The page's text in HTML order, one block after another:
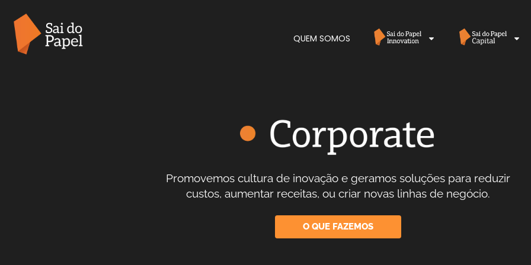
QUEM SOMOS
Promovemos cultura de inovação e geramos soluções para reduzir
custos, aumentar receitas, ou criar novas linhas de negócio.
O QUE FAZEMOS